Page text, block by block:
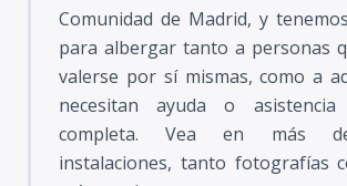
Comunidad de Madrid, y
para albergar tanto a personas
valerse por sí mismas, como a
necesitan ayuda o
completa. Vea en más
instalaciones, tanto fotografías